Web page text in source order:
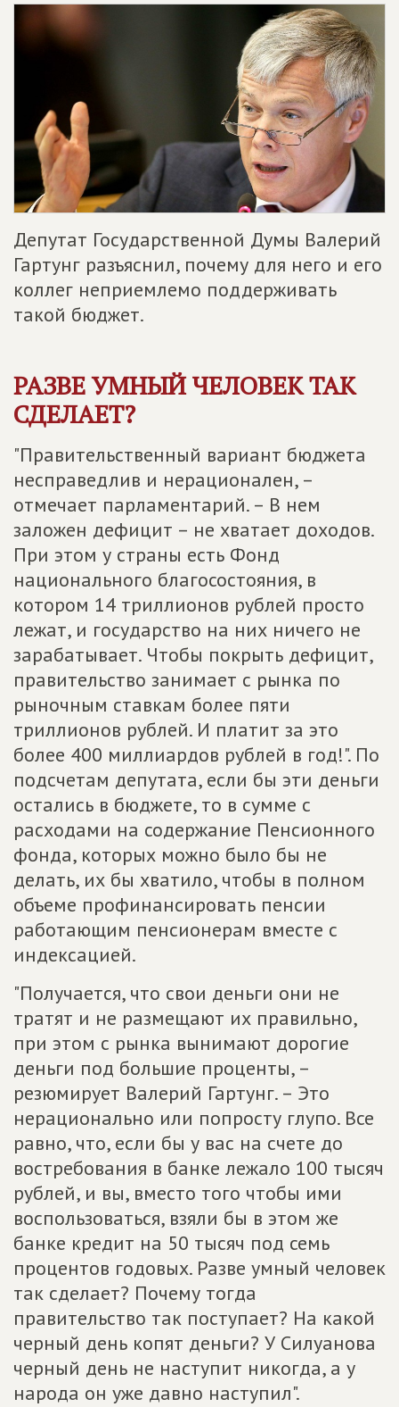
Депутат Государственной Думы Валерий
Гартунг разъяснил, почему для него и его
коллег неприемлемо поддерживать
такой бюджет.
РАЗВЕ УМНЫЙ ЧЕЛОВЕК ТАК
СДЕЛАЕТ?
"Правительственный вариант бюджета
несправедлив и нерационален, –
отмечает парламентарий. – В нем
заложен дефицит – не хватает доходов.
При этом у страны есть Фонд
национального благосостояния, в
котором 14 триллионов рублей просто
лежат, и государство на них ничего не
зарабатывает. Чтобы покрыть дефицит,
правительство занимает с рынка по
рыночным ставкам более пяти
триллионов рублей. И платит за это
более 400 миллиардов рублей в год!". По
подсчетам депутата, если бы эти деньги
остались в бюджете, то в сумме с
расходами на содержание Пенсионного
фонда, которых можно было бы не
делать, их бы хватило, чтобы в полном
объеме профинансировать пенсии
работающим пенсионерам вместе с
индексацией.
"Получается, что свои деньги они не
тратят и не размещают их правильно,
при этом с рынка вынимают дорогие
деньги под большие проценты, –
резюмирует Валерий Гартунг. – Это
нерационально или попросту глупо. Все
равно, что, если бы у вас на счете до
востребования в банке лежало 100 тысяч
рублей, и вы, вместо того чтобы ими
воспользоваться, взяли бы в этом же
банке кредит на 50 тысяч под семь
процентов годовых. Разве умный человек
так сделает? Почему тогда
правительство так поступает? На какой
черный день копят деньги? У Силуанова
черный день не наступит никогда, а у
народа он уже давно наступил".